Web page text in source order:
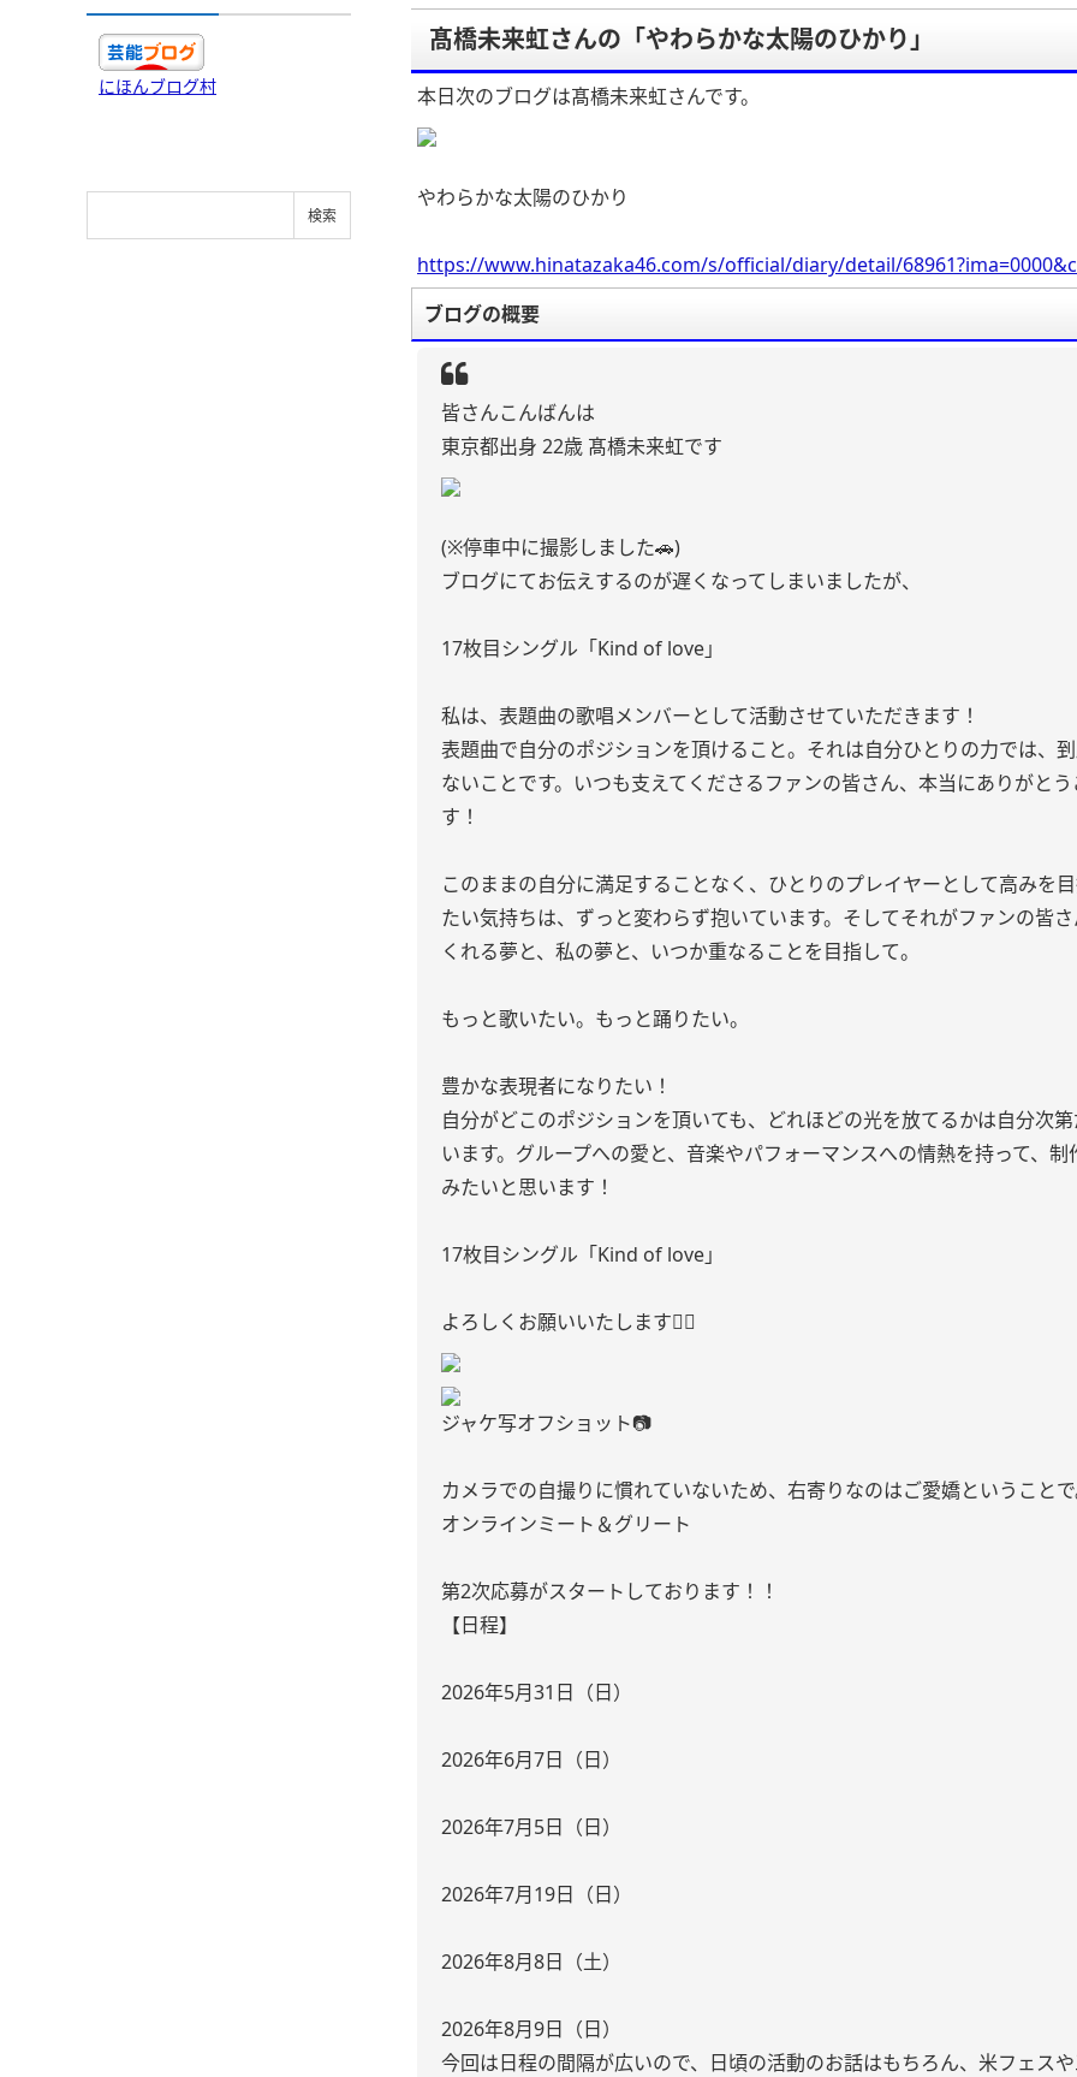
髙橋未来虹さんの「やわらかな太陽のひかり」
本日次のブログは髙橋未来虹さんです。
やわらかな太陽のひかり
https://www.hinatazaka46.com/s/official/diary/detail/
ブログの概要
皆さんこんばんは
東京都出身 22歳 髙橋未来虹です
(※停車中に撮影しました🚗)
ブログにてお伝えするのが遅くなってしまいましたが、
17枚目シングル「Kind of love」
私は、表題曲の歌唱メンバーとして活動させていただきます！
表題曲で自分のポジションを頂けること。それは自分ひとりの力では、
ないことです。いつも支えてくださるファンの皆さん、本当にありがとう
す！
このままの自分に満足することなく、ひとりのプレイヤーとして高みを
たい気持ちは、ずっと変わらず抱いています。そしてそれがファンの皆
くれる夢と、私の夢と、いつか重なることを目指して。
もっと歌いたい。もっと踊りたい。
豊かな表現者になりたい！
自分がどこのポジションを頂いても、どれほどの光を放てるかは自分次
います。グループへの愛と、音楽やパフォーマンスへの情熱を持って、制
みたいと思います！
17枚目シングル「Kind of love」
よろしくお願いいたします❤️‍🔥
ジャケ写オフショット📷
カメラでの自撮りに慣れていないため、右寄りなのはご愛嬌ということで
オンラインミート＆グリート
第2次応募がスタートしております！！
【日程】
2026年5月31日（日）
2026年6月7日（日）
2026年7月5日（日）
2026年7月19日（日）
2026年8月8日（土）
2026年8月9日（日）
今回は日程の間隔が広いので、日頃の活動のお話はもちろん、米フェス
にほんブログ村